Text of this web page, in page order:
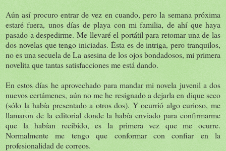
Aún así procuro entrar de vez en cuando, pero la semana próxima
estaré fuera, unos días de playa con mi familia, de ahí que haya
pasado a despedirme. Me llevaré el portátil para retomar una de las
dos novelas que tengo iniciadas. Ésta es de intriga, pero tranquilos,
no es una secuela de La asesina de los ojos bondadosos, mi primera
novelita que tantas satisfacciones me está dando.
En estos días he aprovechado para mandar mi novela juvenil a dos
nuevos certámenes, aún no me he resignado a dejarla en dique seco
(sólo la había presentado a otros dos). Y ocurrió algo curioso, me
llamaron de la editorial donde la había enviado para confirmarme
que la habían recibido, es la primera vez que me ocurre.
Normalmente me tengo que conformar con confiar en la
profesionalidad de correos.